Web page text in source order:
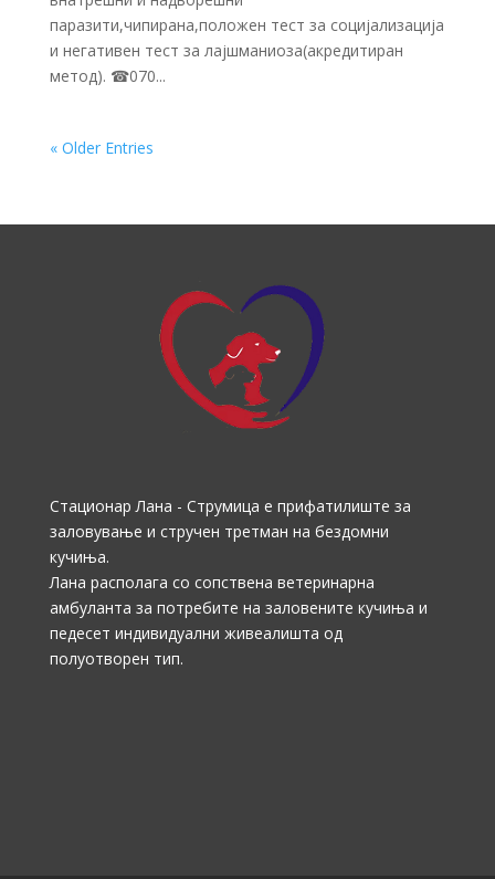
паразити,чипирана,положен тест за социјализација
и негативен тест за лајшманиоза(акредитиран
метод). ☎070...
« Older Entries
Стационар Лана - Струмица е прифатилиште за
заловување и стручен третман на бездомни
кучиња.
Лана располага со сопствена ветеринарна
амбуланта за потребите на заловените кучиња и
педесет индивидуални живеалишта од
полуотворен тип.